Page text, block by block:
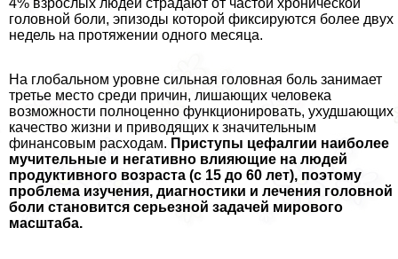
4% взрослых людей страдают от частой хронической
головной боли, эпизоды которой фиксируются более двух
недель на протяжении одного месяца.
На глобальном уровне сильная головная боль занимает
третье место среди причин, лишающих человека
возможности полноценно функционировать, ухудшающих
качество жизни и приводящих к значительным
финансовым расходам. Приступы цефалгии наиболее
мучительные и негативно влияющие на людей
продуктивного возраста (с 15 до 60 лет), поэтому
проблема изучения, диагностики и лечения головной
боли становится серьезной задачей мирового
масштаба.